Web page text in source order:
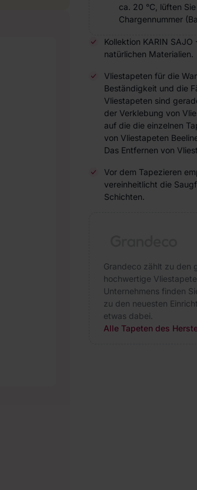
ca. 20 °C, lüften
Chargennummer
Kollektion KARIN
natürlichen Materialien.
Vliestapeten für die
Beständigkeit und die
Vliestapeten sind
der Verklebung von
auf die die einzelnen
von Vliestapeten
Das Entfernen von
Vor dem Tapezieren
vereinheitlicht die
Schichten.
Grandeco zählt zu den
hochwertige
Unternehmens finden
zu den neuesten
etwas dabei.
Alle Tapeten des